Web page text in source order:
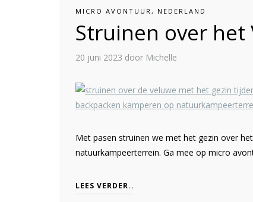
MICRO AVONTUUR, NEDERLAND
Struinen over het
20 juni 2023 door Michelle
Met pasen struinen we met het gezin over
natuurkampeerterrein. Ga mee op micro
LEES VERDER..